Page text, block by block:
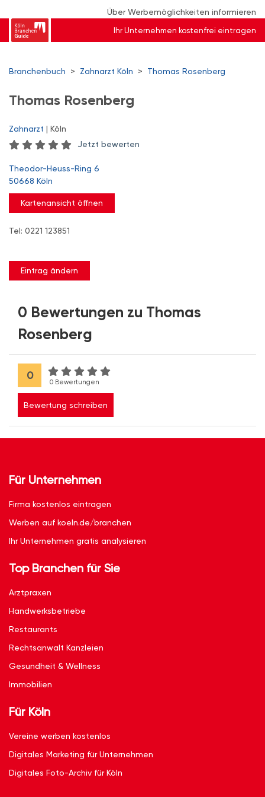
Über Werbemöglichkeiten informieren
Ihr Unternehmen kostenfrei eintragen
Branchenbuch > Zahnarzt Köln > Thomas Rosenberg
Thomas Rosenberg
Zahnarzt | Köln
Jetzt bewerten
Theodor-Heuss-Ring 6
50668 Köln
Kartenansicht öffnen
Tel: 0221 123851
Eintrag ändern
0 Bewertungen zu Thomas
Rosenberg
0
0 Bewertungen
Bewertung schreiben
Für Unternehmen
Firma kostenlos eintragen
Werben auf koeln.de/branchen
Ihr Unternehmen gratis analysieren
Top Branchen für Sie
Arztpraxen
Handwerksbetriebe
Restaurants
Rechtsanwalt Kanzleien
Gesundheit & Wellness
Immobilien
Für Köln
Vereine werben kostenlos
Digitales Marketing für Unternehmen
Digitales Foto-Archiv für Köln